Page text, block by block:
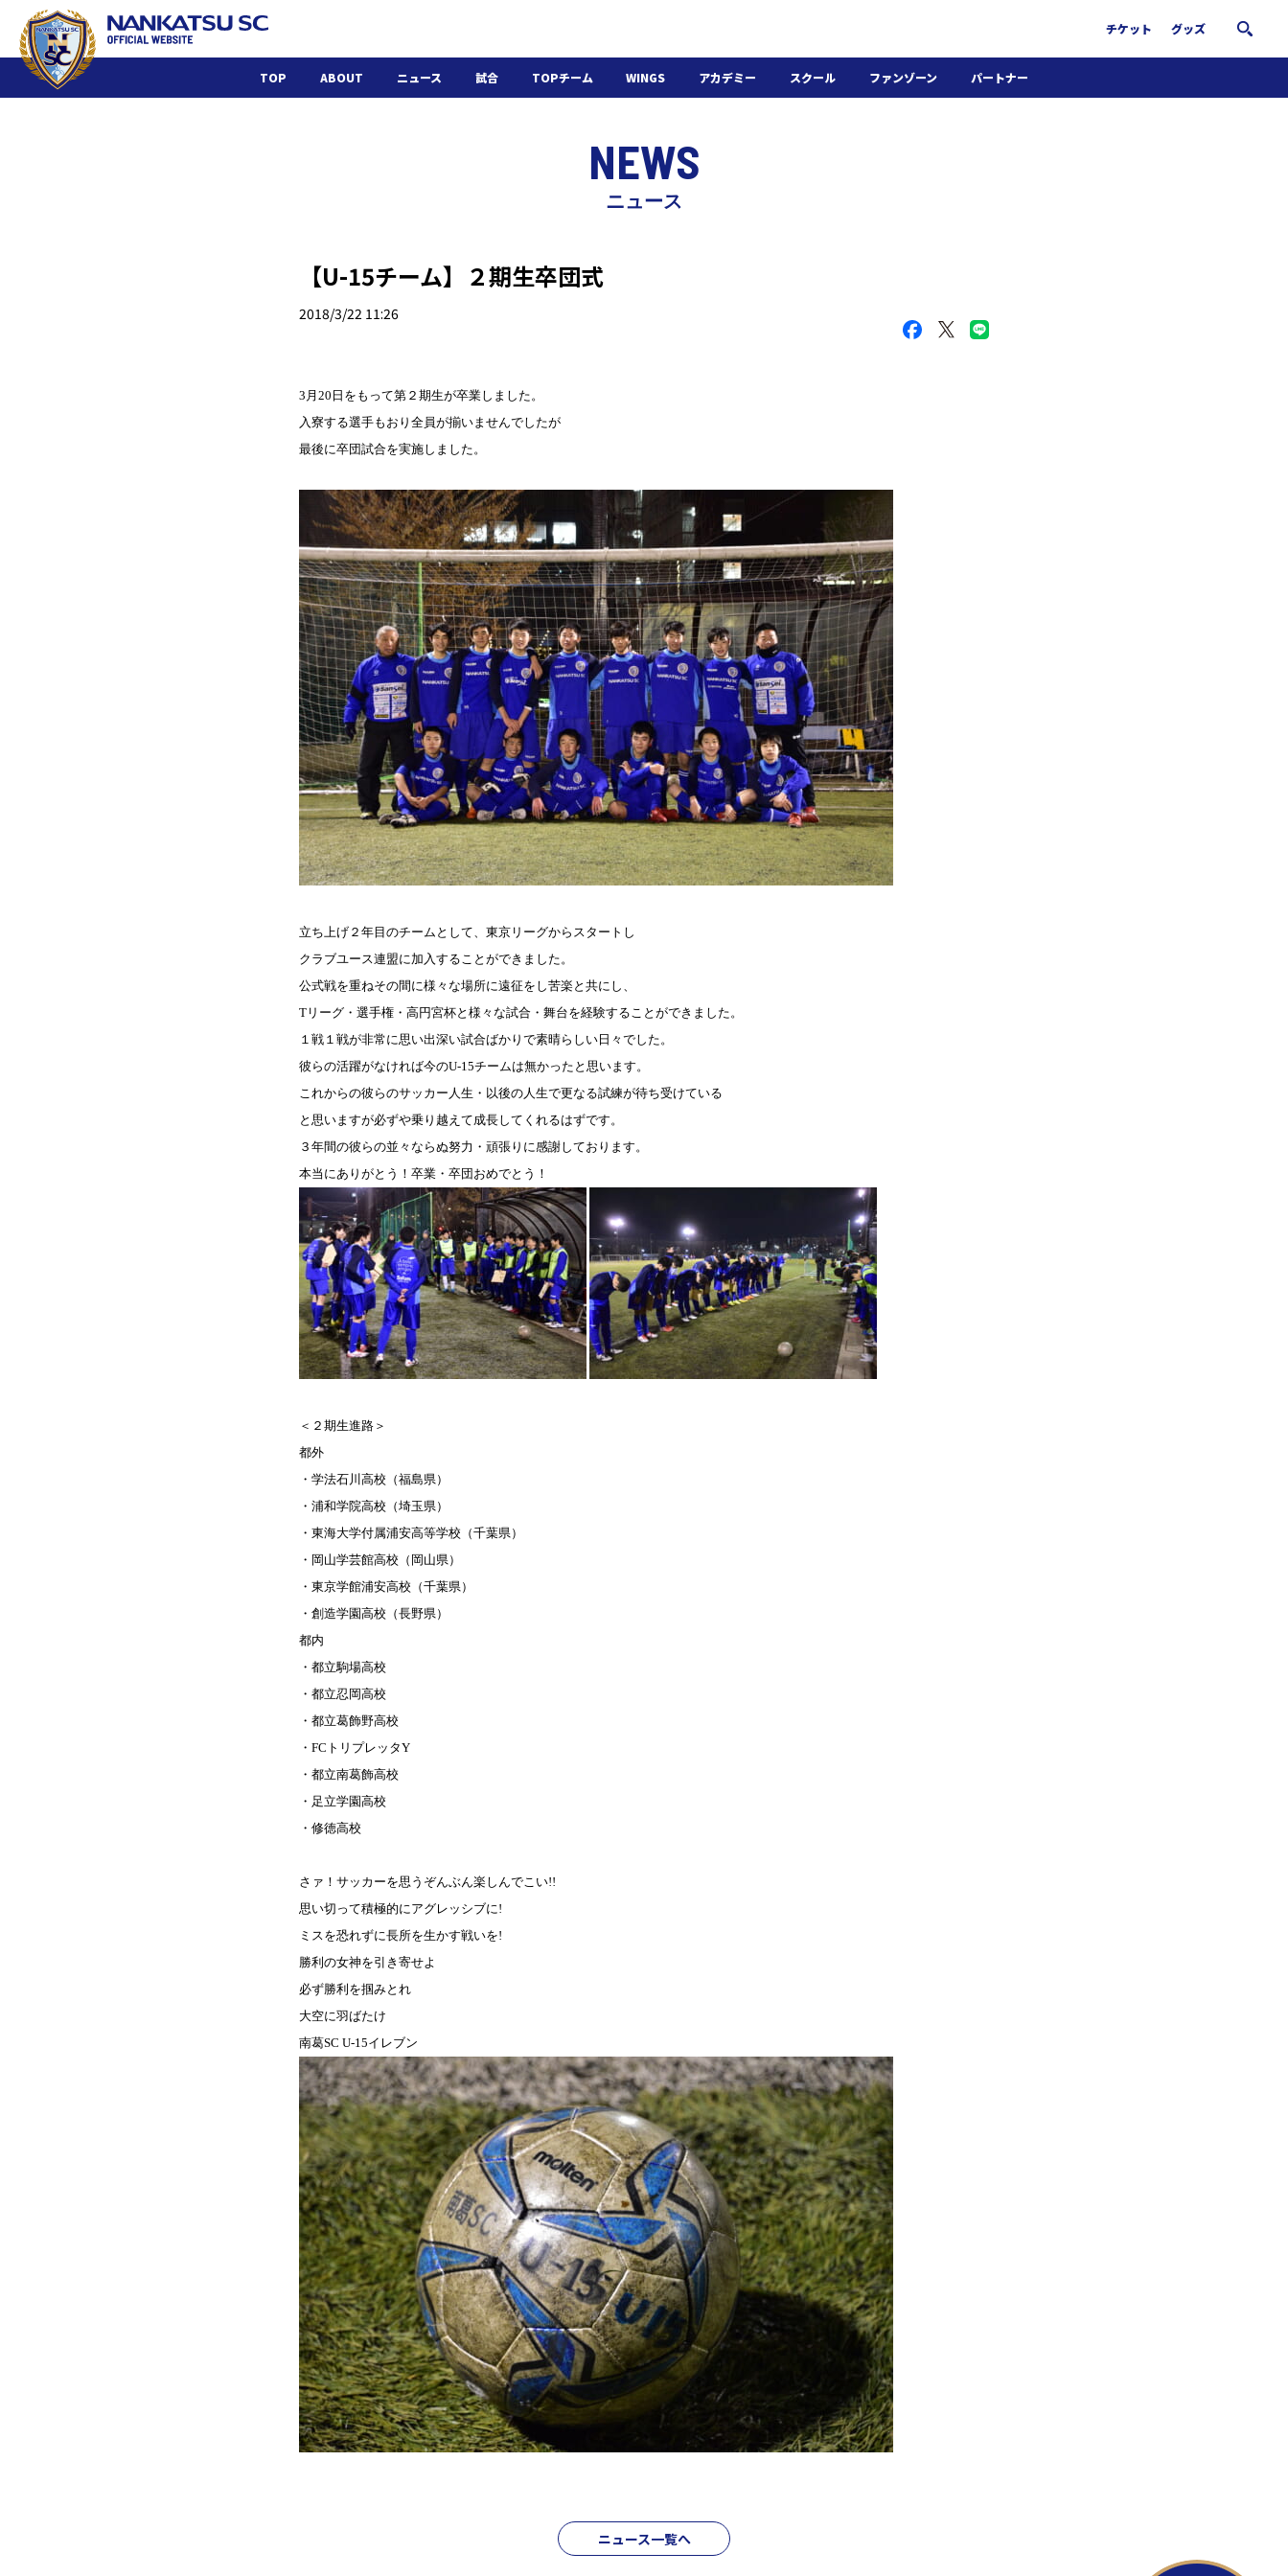
チケット グッズ
TOP ABOUT ニュース 試合 TOPチーム WINGS アカデミー スクール ファンゾーン パートナー
NEWS
ニュース
【U-15チーム】２期生卒団式
2018/3/22 11:26
3月20 日をもって第２期生が卒業しました。
入寮する選手もおり全員が揃いませんでしたが
最後に卒団試合を実施しました。
立ち上げ２年目のチームとして、東京リーグからスタートし
クラブユース連盟に加入することができました。
公式戦を重ねその間に様々な場所に遠征をし苦楽と共にし、
T リーグ・選手権・高円宮杯と様々な試合・舞台を経験することができました。
１戦１戦が非常に思い出深い試合ばかりで素晴らしい日々でした。
彼らの活躍がなければ今のU-15チームは無かったと思います。
これからの彼らのサッカー人生・以後の人生で更なる試練が待ち受けている
と思いますが必ずや乗り越えて成長してくれるはずです。
３年間の彼らの並々ならぬ努力・頑張りに感謝しております。
本当にありがとう！卒業・卒団おめでとう！
＜２期生進路＞
都外
・学法石川高校（福島県）
・浦和学院高校（埼玉県）
・東海大学付属浦安高等学校（千葉県）
・岡山学芸館高校（岡山県）
・東京学館浦安高校（千葉県）
・創造学園高校（長野県）
都内
・都立駒場高校
・都立忍岡高校
・都立葛飾野高校
・ FC トリプレッタY
・都立南葛飾高校
・足立学園高校
・修徳高校
さァ！サッカーを思うぞんぶん楽しんでこい!!
思い切って積極的にアグレッシブに!
ミスを恐れずに長所を生かす戦いを!
勝利の女神を引き寄せよ
必ず勝利を掴みとれ
大空に羽ばたけ
南葛SC U-15イレブン
ニュース一覧へ